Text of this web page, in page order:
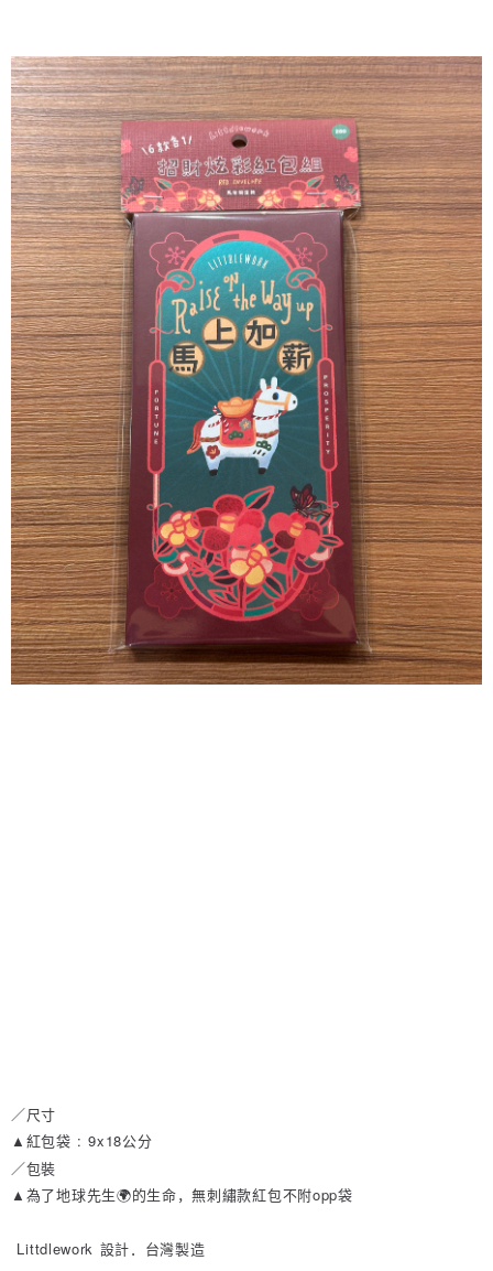
／尺寸
▲紅包袋 : 9x18公分
／包裝
▲為了地球先生🌍的生命，無刺繡款紅包不附opp袋
Littdlework 設計．台灣製造